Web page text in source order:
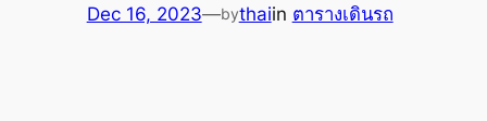
Dec 16, 2023—bythaiin ตารางเดินรถ